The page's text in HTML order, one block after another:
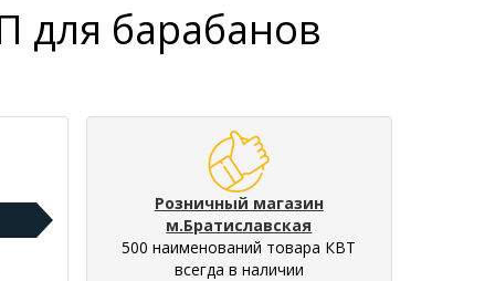
для барабанов
Розничный магазин
м.Братиславская
500 наименований товара КВТ
всегда в наличии